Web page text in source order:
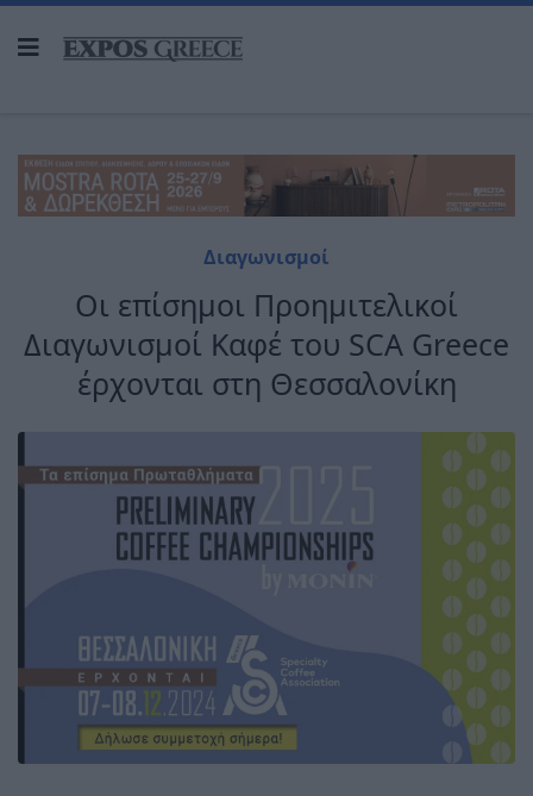
Διαγωνισμοί
Οι επίσημοι Προημιτελικοί
Διαγωνισμοί Καφέ του SCA Greece
έρχονται στη Θεσσαλονίκη